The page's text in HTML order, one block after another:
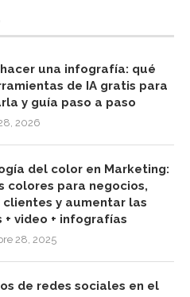
una infografía: qué
de IA gratis para
y guía paso a paso
2026
del color en Marketing:
colores para negocios,
y aumentar las
+ video + infografías
28, 2025
de redes sociales en el